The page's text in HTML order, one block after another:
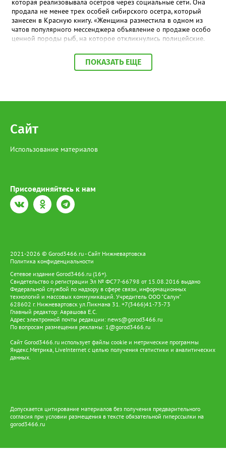
которая реализовывала осетров через социальные сети. Она
продала не менее трех особей сибирского осетра, который
занесен в Красную книгу. «Женщина разместила в одном из
чатов популярного мессенджера объявление о продаже особо
ценной породы рыб, на которое откликнулись полицейские.
краснокнижная рыба, приготовленная к дальнейшей
реализации», - сообщили в МВД по ХМАО-Югре. На югорчанку
подпиской о невыезде. Напомним, за отлов одной особи
виде лишения свободы на срок до 4 лет со штрафом в размере
ПОКАЗАТЬ ЕЩЕ
Сайт
Использование материалов
Присоединяйтесь к нам
2021-2026 © Gorod3466.ru - Сайт Нижневартовска
Политика конфиденциальности
Сетевое издание Gorod3466.ru (16+).
Свидетельство о регистрации Эл № ФС77-66798 от 15.08.2016 выдано
Федеральной службой по надзору в сфере связи, информационных
технологий и массовых коммуникаций. Учредитель ООО "Салун"
628602 г. Нижневартовск ул.Пикмана 31. +7(3466)41-73-73
Главный редактор: Аврашова Е.С.
Адрес электронной почты редакции: news@gorod3466.ru
По вопросам размещения рекламы: 1@gorod3466.ru
Сайт Gorod3466.ru использует файлы cookie и метрические программы
Яндекс.Метрика, LiveInternet с целью получения статистики и аналитических
данных.
Допускается цитирование материалов без получения предварительного
согласия при условии размещения в тексте обязательной гиперссылки на
gorod3466.ru